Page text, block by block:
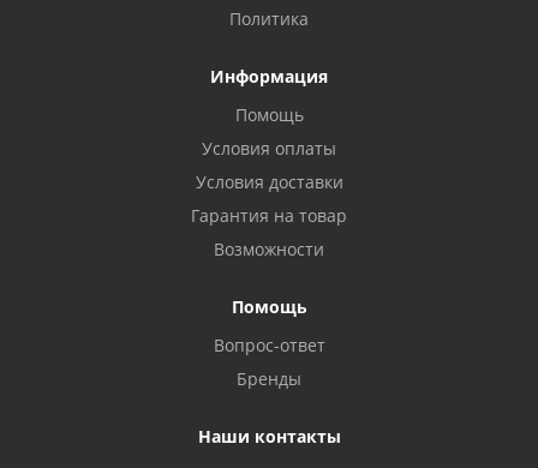
Политика
Информация
Помощь
Условия оплаты
Условия доставки
Гарантия на товар
Возможности
Помощь
Вопрос-ответ
Бренды
Наши контакты